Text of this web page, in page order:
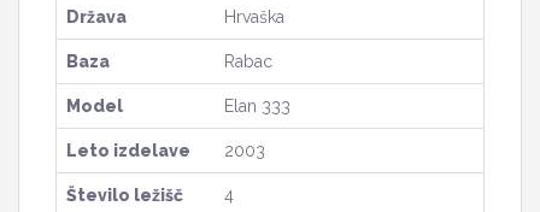
Država Hrvaška
Baza Rabac
Model Elan 333
Leto izdelave 2003
Število ležišč 4